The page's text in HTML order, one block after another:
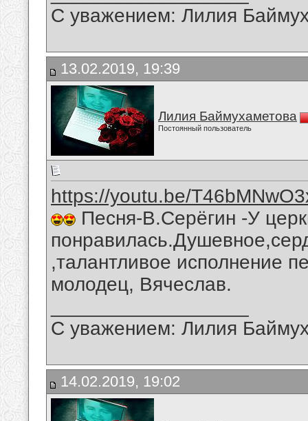
С уважением: Лилия
13.02.2019, 19:39
Лилия Баймухаметова
Постоянный пользователь
https://youtu.be/
Песня-В.Серёгин -У
,талантливое исполнение
молодец, Вячеслав.
С уважением: Лилия
14.02.2019, 19:02